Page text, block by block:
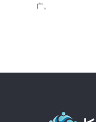
广。